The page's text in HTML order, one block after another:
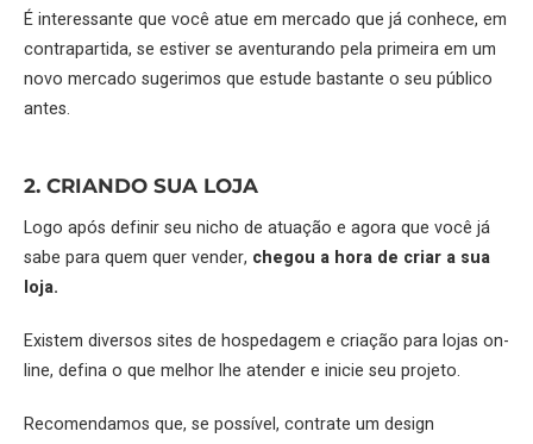
É interessante que você atue em mercado que já conhece, em
contrapartida, se estiver se aventurando pela primeira em um
novo mercado sugerimos que estude bastante o seu público
antes.
2. CRIANDO SUA LOJA
Logo após definir seu nicho de atuação e agora que você já
sabe para quem quer vender, chegou a hora de criar a sua
loja.
Existem diversos sites de hospedagem e criação para lojas on-
line, defina o que melhor lhe atender e inicie seu projeto.
Recomendamos que, se possível, contrate um design